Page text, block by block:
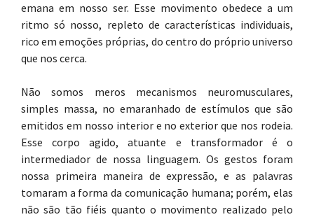
emana em nosso ser. Esse movimento obedece a um
ritmo só nosso, repleto de características individuais,
rico em emoções próprias, do centro do próprio universo
que nos cerca.
Não somos meros mecanismos neuromusculares,
simples massa, no emaranhado de estímulos que são
emitidos em nosso interior e no exterior que nos rodeia.
Esse corpo agido, atuante e transformador é o
intermediador de nossa linguagem. Os gestos foram
nossa primeira maneira de expressão, e as palavras
tomaram a forma da comunicação humana; porém, elas
não são tão fiéis quanto o movimento realizado pelo